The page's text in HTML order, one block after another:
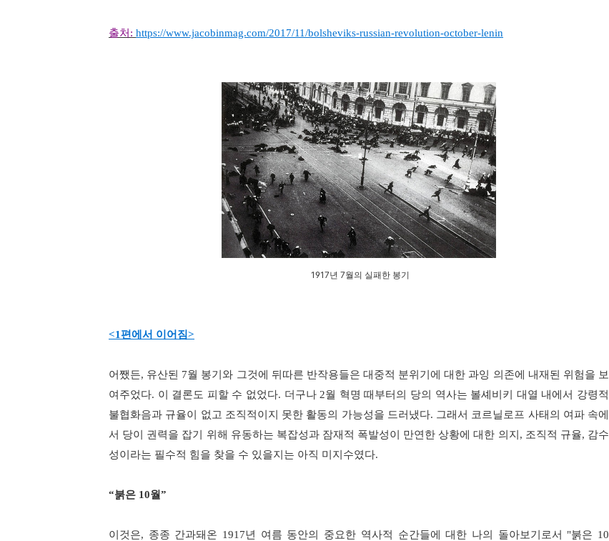
출처: https://www.jacobinmag.com/2017/11/bolsheviks-russian-revolution-october-lenin
1917년 7월의 실패한 봉기
<1 편에서 이어짐>
어쨌든, 유산된 7월 봉기와 그것에 뒤따른 반작용들은 대중적 분위기에 대한 과잉 의존에 내재된 위험을 보
여주었다. 이 결론도 피할 수 없었다. 더구나 2월 혁명 때부터의 당의 역사는 볼셰비키 대열 내에서 강령적
불협화음과 규율이 없고 조직적이지 못한 활동의 가능성을 드러냈다. 그래서 코르닐로프 사태의 여파 속에
서 당이 권력을 잡기 위해 유동하는 복잡성과 잠재적 폭발성이 만연한 상황에 대한 의지 , 조직적 규율, 감수
성이라는 필수적 힘을 찾을 수 있을지는 아직 미지수였다.
“붉은 10월”
이것은, 종종 간과돼온 1917년 여름 동안의 중요한 역사적 순간들에 대한 나의 돌아보기로서 "붉은 10